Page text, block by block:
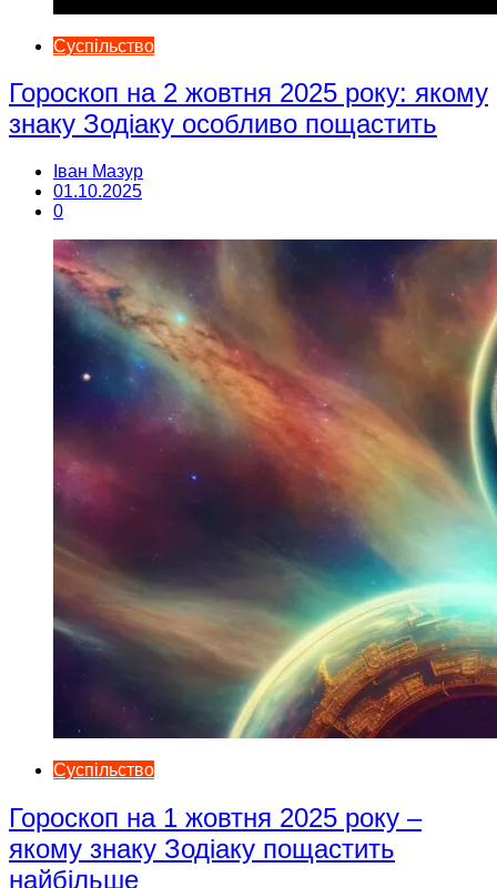
Суспільство
Гороскоп на 2 жовтня 2025 року: якому
знаку Зодіаку особливо пощастить
Іван Мазур
01.10.2025
0
Суспільство
Гороскоп на 1 жовтня 2025 року –
якому знаку Зодіаку пощастить
найбільше